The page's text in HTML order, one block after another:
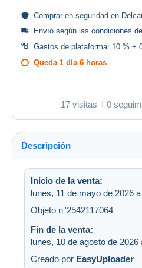
Comprar en seguridad en
Envío según las condiciones
Gastos de plataforma: 10 % +
Queda 1 día 6 horas
17 visitas 0
Descripción
Inicio de la venta:
lunes, 11 de mayo de 2026
Objeto n°2542117064
Fin de la venta:
lunes, 10 de agosto de 2026
Creado por EasyUploader